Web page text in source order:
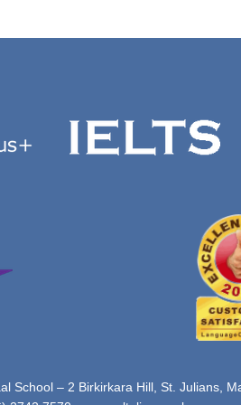
School – 2 Birkirkara Hill, St. Julians,